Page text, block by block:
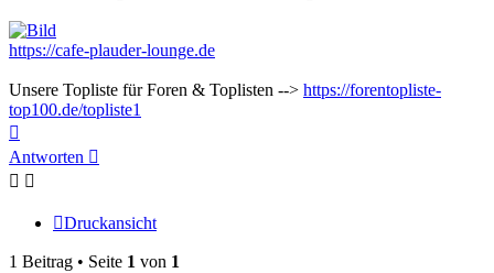
https://cafe-plauder-lounge.de
Unsere Topliste für Foren & Toplisten --> https://forentopliste-
top100.de/topliste1
oben
Antworten
Druckansicht
1 Beitrag • Seite 1 von 1